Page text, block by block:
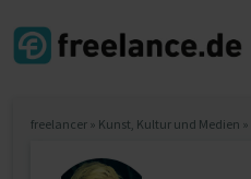
freelancer » Kunst, Kultur und Medien »